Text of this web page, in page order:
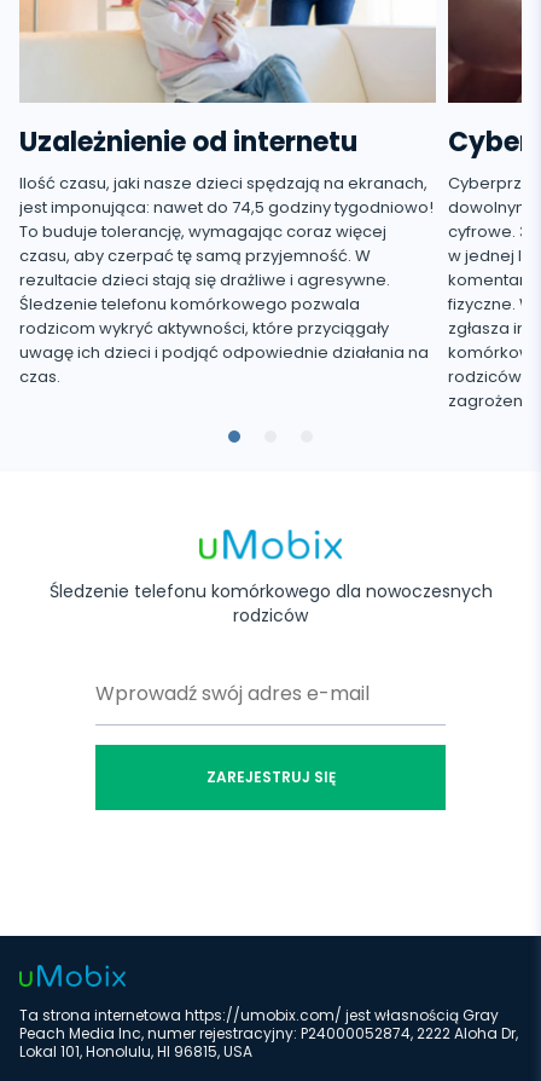
Uzależnienie od internetu
Ilość czasu, jaki nasze dzieci spędzają na ekranach,
jest imponująca: nawet do 74,5 godziny tygodniowo!
To buduje tolerancję, wymagając coraz więcej
czasu, aby czerpać tę samą przyjemność. W
rezultacie dzieci stają się drażliwe i agresywne.
Śledzenie telefonu komórkowego pozwala
rodzicom wykryć aktywności, które przyciągały
uwagę ich dzieci i podjąć odpowiednie działania na
czas.
dowolnym
cyfrowe.
w jednej
fizyczne.
zgłasza
rodziców
Śledzenie telefonu komórkowego dla nowoczesnych
rodziców
ZAREJESTRUJ SIĘ
Ta strona internetowa https://umobix.com/ jest własnością Gray
Peach Media Inc, numer rejestracyjny: P24000052874, 2222 Aloha Dr,
Lokal 101, Honolulu, HI 96815, USA